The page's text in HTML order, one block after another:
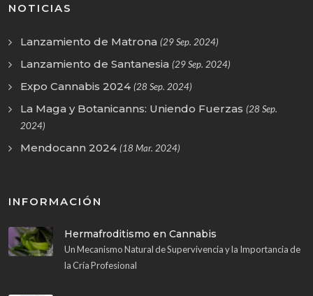
NOTICIAS
Lanzamiento de Matrona (29 Sep. 2024)
Lanzamiento de Santanesia (29 Sep. 2024)
Expo Cannabis 2024(28 Sep. 2024)
La Maga y Botanicanns: Uniendo Fuerzas (28 Sep.
2024)
Mendocann 2024(18 Mar. 2024)
INFORMACIÓN
Hermafroditismo en Cannabis
Un Mecanismo Natural de Supervivencia y la Importancia de
la Cría Profesional